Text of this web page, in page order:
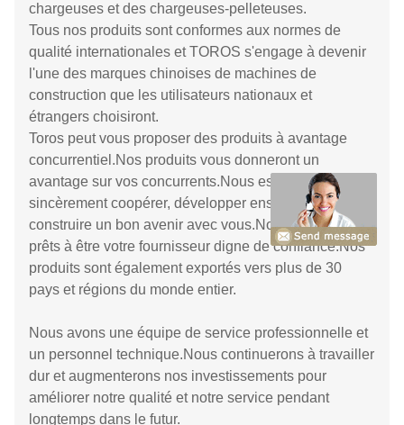
chargeuses et des chargeuses-pelleteuses.
Tous nos produits sont conformes aux normes de
qualité internationales et TOROS s'engage à devenir
l'une des marques chinoises de machines de
construction que les utilisateurs nationaux et
étrangers choisiront.
Toros peut vous proposer des produits à avantage
concurrentiel.Nos produits vous donneront un
avantage sur vos concurrents.Nous espérons
sincèrement coopérer, développer ensemble et
construire un bon avenir avec vous.Nous sommes
prêts à être votre fournisseur digne de confiance.Nos
produits sont également exportés vers plus de 30
pays et régions du monde entier.
Nous avons une équipe de service professionnelle et
un personnel technique.Nous continuerons à travailler
dur et augmenterons nos investissements pour
améliorer notre qualité et notre service pendant
longtemps dans le futur.